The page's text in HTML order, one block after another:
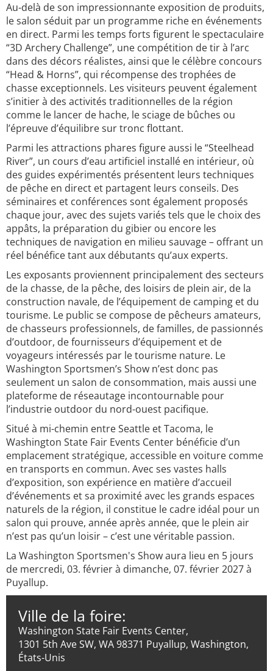
Au-delà de son impressionnante exposition de produits,
le salon séduit par un programme riche en événements
en direct. Parmi les temps forts figurent le spectaculaire
“3D Archery Challenge”, une compétition de tir à l’arc
dans des décors réalistes, ainsi que le célèbre concours
“Head & Horns”, qui récompense des trophées de
chasse exceptionnels. Les visiteurs peuvent également
s’initier à des activités traditionnelles de la région
comme le lancer de hache, le sciage de bûches ou
l’épreuve d’équilibre sur tronc flottant.
Parmi les attractions phares figure aussi le “Steelhead
River”, un cours d’eau artificiel installé en intérieur, où
des guides expérimentés présentent leurs techniques
de pêche en direct et partagent leurs conseils. Des
séminaires et conférences sont également proposés
chaque jour, avec des sujets variés tels que le choix des
appâts, la préparation du gibier ou encore les
techniques de navigation en milieu sauvage – offrant un
réel bénéfice tant aux débutants qu’aux experts.
Les exposants proviennent principalement des secteurs
de la chasse, de la pêche, des loisirs de plein air, de la
construction navale, de l’équipement de camping et du
tourisme. Le public se compose de pêcheurs amateurs,
de chasseurs professionnels, de familles, de passionnés
d’outdoor, de fournisseurs d’équipement et de
voyageurs intéressés par le tourisme nature. Le
Washington Sportsmen’s Show n’est donc pas
seulement un salon de consommation, mais aussi une
plateforme de réseautage incontournable pour
l’industrie outdoor du nord-ouest pacifique.
Situé à mi-chemin entre Seattle et Tacoma, le
Washington State Fair Events Center bénéficie d’un
emplacement stratégique, accessible en voiture comme
en transports en commun. Avec ses vastes halls
d’exposition, son expérience en matière d’accueil
d’événements et sa proximité avec les grands espaces
naturels de la région, il constitue le cadre idéal pour un
salon qui prouve, année après année, que le plein air
n’est pas qu’un loisir – c’est une véritable passion.
La Washington Sportsmen's Show aura lieu en 5 jours
de mercredi, 03. février à dimanche, 07. février 2027 à
Puyallup.
Ville de la foire:
Washington State Fair Events Center,
1301 5th Ave SW, WA 98371 Puyallup, Washington,
États-Unis